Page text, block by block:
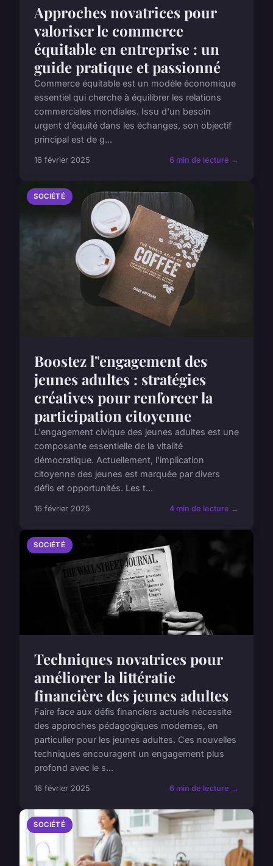
Approches novatrices pour
valoriser le commerce
équitable en entreprise : un
guide pratique et passionné
Commerce équitable est un modèle économique
essentiel qui cherche à équilibrer les relations
commerciales mondiales. Issu d'un besoin
urgent d'équité dans les échanges, son objectif
principal est de g...
16 février 2025 6 min de lecture →
SOCIÉTÉ
Boostez l"engagement des
jeunes adultes : stratégies
créatives pour renforcer la
participation citoyenne
L'engagement civique des jeunes adultes est une
composante essentielle de la vitalité
démocratique. Actuellement, l'implication
citoyenne des jeunes est marquée par divers
défis et opportunités. Les t...
16 février 2025 4 min de lecture →
SOCIÉTÉ
Techniques novatrices pour
améliorer la littératie
financière des jeunes adultes
Faire face aux défis financiers actuels nécessite
des approches pédagogiques modernes, en
particulier pour les jeunes adultes. Ces nouvelles
techniques encouragent un engagement plus
profond avec le s...
16 février 2025 6 min de lecture →
SOCIÉTÉ